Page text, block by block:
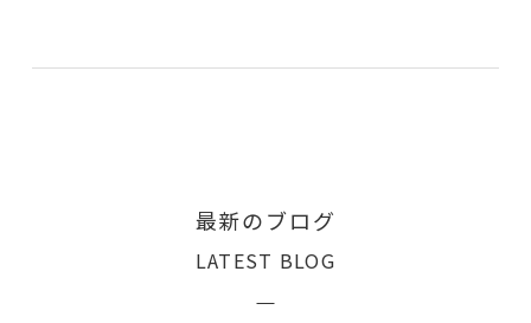
最新のブログ
LATEST BLOG